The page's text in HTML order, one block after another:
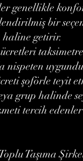
genellikle
bir
haline getirir.
nispeten
şoförle teyit
grup halinde
tercih
Taşıma